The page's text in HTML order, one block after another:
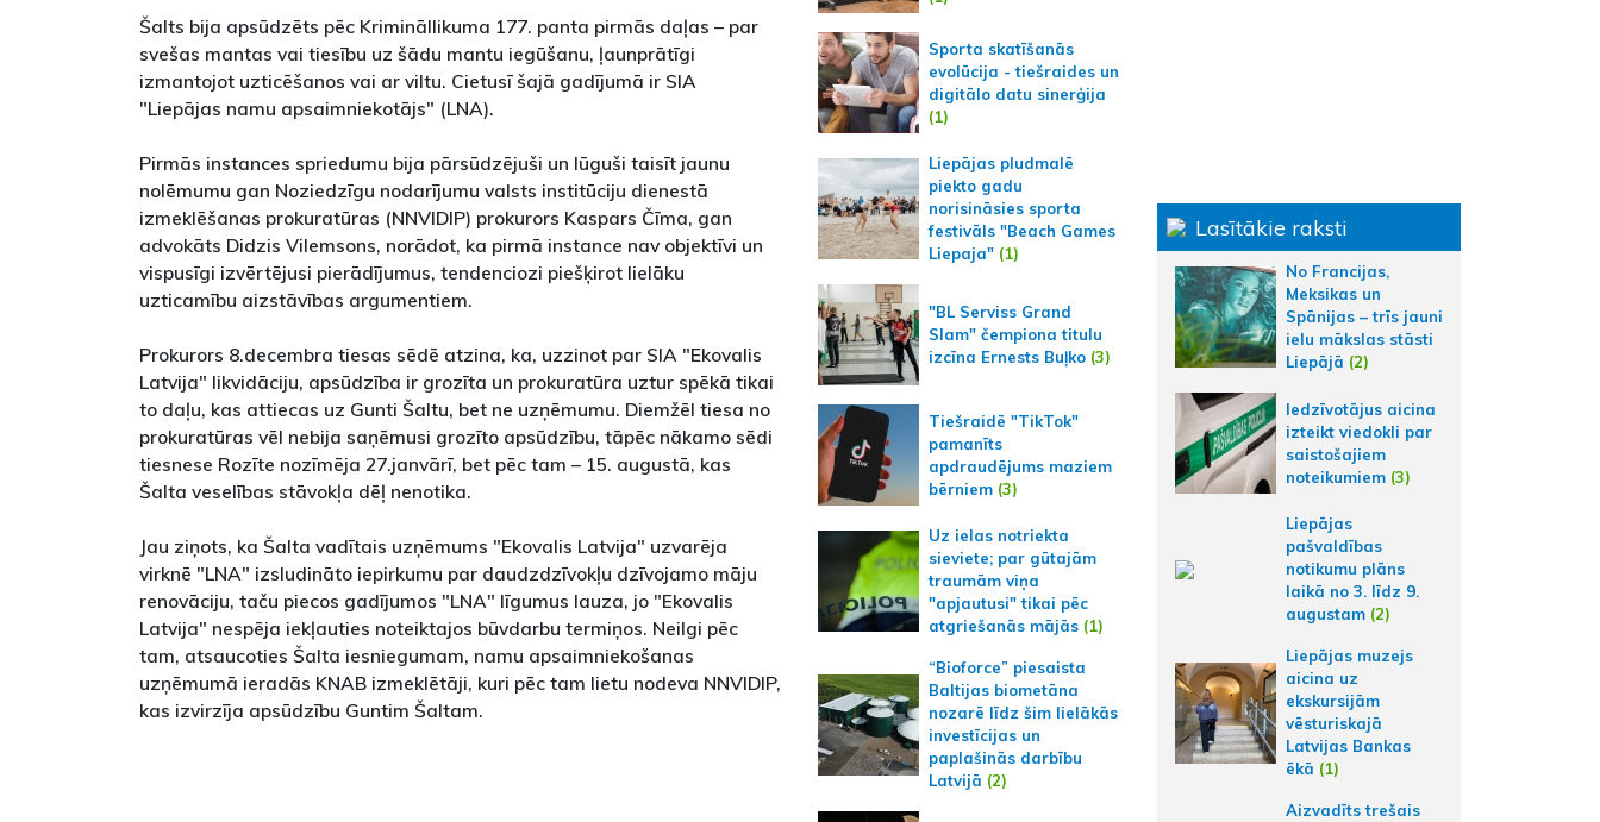
Šalts bija apsūdzēts pēc Krimināllikuma 177. panta pirmās daļas – par
svešas mantas vai tiesību uz šādu mantu iegūšanu, ļaunprātīgi
izmantojot uzticēšanos vai ar viltu. Cietusī šajā gadījumā ir SIA
"Liepājas namu apsaimniekotājs" (LNA).
Pirmās instances spriedumu bija pārsūdzējuši un lūguši taisīt jaunu
nolēmumu gan Noziedzīgu nodarījumu valsts institūciju dienestā
izmeklēšanas prokuratūras (NNVIDIP) prokurors Kaspars Čīma, gan
advokāts Didzis Vilemsons, norādot, ka pirmā instance nav objektīvi un
vispusīgi izvērtējusi pierādījumus, tendenciozi piešķirot lielāku
uzticamību aizstāvības argumentiem.
Prokurors 8.decembra tiesas sēdē atzina, ka, uzzinot par SIA "Ekovalis
Latvija" likvidāciju, apsūdzība ir grozīta un prokuratūra uztur spēkā tikai
to daļu, kas attiecas uz Gunti Šaltu, bet ne uzņēmumu. Diemžēl tiesa no
prokuratūras vēl nebija saņēmusi grozīto apsūdzību, tāpēc nākamo sēdi
tiesnese Rozīte nozīmēja 27.janvārī, bet pēc tam – 15. augustā, kas
Šalta veselības stāvokļa dēļ nenotika.
Jau ziņots, ka Šalta vadītais uzņēmums "Ekovalis Latvija" uzvarēja
virknē "LNA" izsludināto iepirkumu par daudzdzīvokļu dzīvojamo māju
renovāciju, taču piecos gadījumos "LNA" līgumus lauza, jo "Ekovalis
Latvija" nespēja iekļauties noteiktajos būvdarbu termiņos. Neilgi pēc
tam, atsaucoties Šalta iesniegumam, namu apsaimniekošanas
uzņēmumā ieradās KNAB izmeklētāji, kuri pēc tam lietu nodeva NNVIDIP,
kas izvirzīja apsūdzību Guntim Šaltam.
Sporta skatīšanās
evolūcija - tiešraides un
digitālo datu sinerģija
(1)
Liepājas pludmalē
piekto gadu
norisināsies sporta
festivāls "Beach Games
Liepaja"(1)
"BL Serviss Grand
Slam" čempiona titulu
izcīna Ernests Buļko(3)
Tiešraidē "TikTok"
pamanīts
apdraudējums maziem
bērniem(3)
Uz ielas notriekta
sieviete; par gūtajām
traumām viņa
"apjautusi" tikai pēc
atgriešanās mājās(1)
“Bioforce” piesaista
Baltijas biometāna
nozarē līdz šim lielākās
investīcijas un
paplašinās darbību
Latvijā (2)
Lasītākie raksti
No Francijas,
Meksikas un
Spānijas – trīs jauni
ielu mākslas stāsti
Liepājā (2)
Iedzīvotājus aicina
izteikt viedokli par
saistošajiem
noteikumiem (3)
Liepājas
pašvaldības
notikumu plāns
laikā no 3. līdz 9.
augustam (2)
Liepājas muzejs
aicina uz
ekskursijām
vēsturiskajā
Latvijas Bankas
ēkā (1)
Aizvadīts trešais